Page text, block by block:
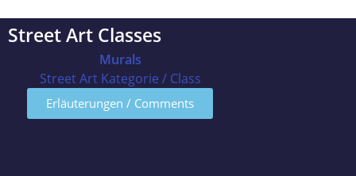
Street Art Classes
Murals
Street Art Kategorie / Class
Erläuterungen / Comments